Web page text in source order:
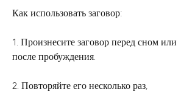
Как использовать заговор:
1. Произнесите заговор перед сном или
после пробуждения.
2. Повторяйте его несколько раз,